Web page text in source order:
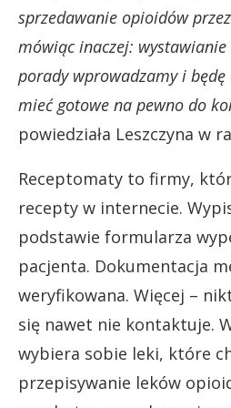
sprzedawanie opioidów
mówiąc inaczej:
porady wprowadzamy i będę
mieć gotowe na pewno do
powiedziała Leszczyna w
Receptomaty to firmy,
recepty w internecie.
podstawie formularza
pacjenta. Dokumentacja
weryfikowana. Więcej –
się nawet nie kontaktuje.
wybiera sobie leki, które
przepisywanie leków